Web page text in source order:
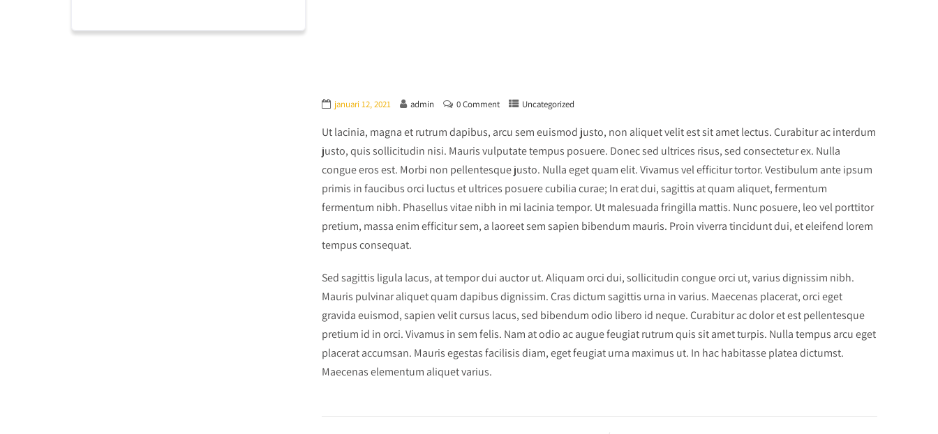
januari 12, 2021 admin 0 Comment Uncategorized
Ut lacinia, magna et rutrum dapibus, arcu sem euismod justo, non aliquet velit est sit amet lectus. Curabitur ac interdum
justo, quis sollicitudin nisi. Mauris vulputate tempus posuere. Donec sed ultrices risus, sed consectetur ex. Nulla
congue eros est. Morbi non pellentesque justo. Nulla eget quam elit. Vivamus vel efficitur tortor. Vestibulum ante ipsum
primis in faucibus orci luctus et ultrices posuere cubilia curae; In erat dui, sagittis at quam aliquet, fermentum
fermentum nibh. Phasellus vitae nibh in mi lacinia tempor. Ut malesuada fringilla mattis. Nunc posuere, leo vel porttitor
pretium, massa enim efficitur sem, a laoreet sem sapien bibendum mauris. Proin viverra tincidunt dui, et eleifend lorem
tempus consequat.
Sed sagittis ligula lacus, at tempor dui auctor ut. Aliquam orci dui, sollicitudin congue orci ut, varius dignissim nibh.
Mauris pulvinar aliquet quam dapibus dignissim. Cras dictum sagittis urna in varius. Maecenas placerat, orci eget
gravida euismod, sapien velit cursus lacus, sed bibendum odio libero id neque. Curabitur ac dolor et est pellentesque
pretium id in orci. Vivamus in sem felis. Nam at odio ac augue feugiat rutrum quis sit amet turpis. Nulla tempus arcu eget
placerat accumsan. Mauris egestas facilisis diam, eget feugiat urna maximus ut. In hac habitasse platea dictumst.
Maecenas elementum aliquet varius.